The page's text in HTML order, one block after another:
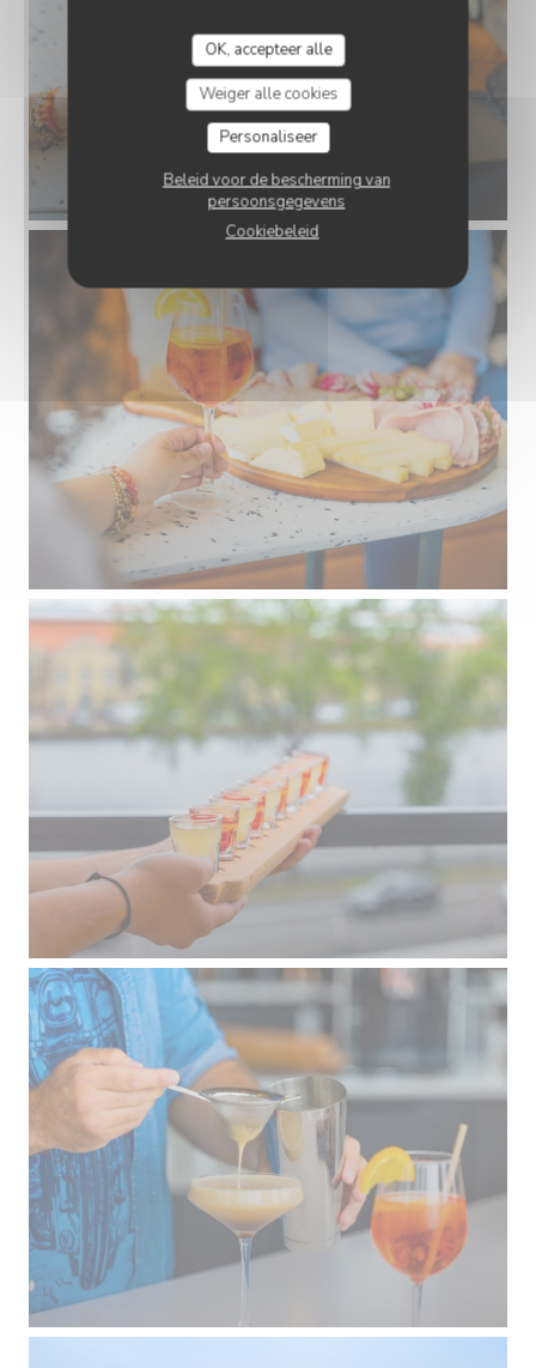
OK, accepteer alle
Weiger alle cookies
Personaliseer
Beleid voor de bescherming van
persoonsgegevens
Cookiebeleid